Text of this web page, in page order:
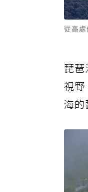
從高處
琵
視
海的